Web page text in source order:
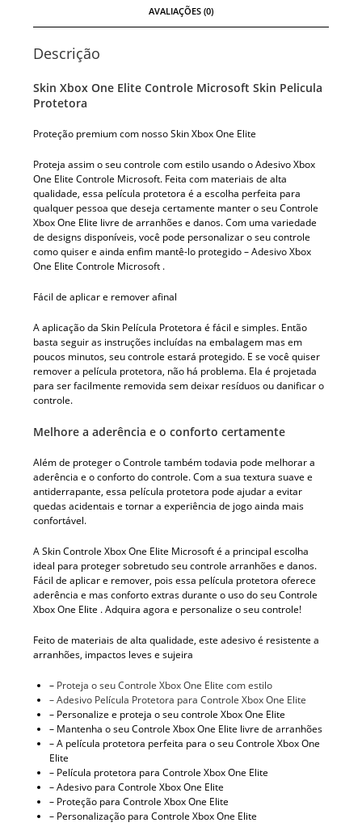
AVALIAÇÕES (0)
Descrição
Skin Xbox One Elite Controle Microsoft Skin Pelicula
Protetora
Proteção premium com nosso Skin Xbox One Elite
Proteja assim o seu controle com estilo usando o Adesivo Xbox
One Elite Controle Microsoft. Feita com materiais de alta
qualidade, essa película protetora é a escolha perfeita para
qualquer pessoa que deseja certamente manter o seu Controle
Xbox One Elite livre de arranhões e danos. Com uma variedade
de designs disponíveis, você pode personalizar o seu controle
como quiser e ainda enfim mantê-lo protegido – Adesivo Xbox
One Elite Controle Microsoft .
Fácil de aplicar e remover afinal
A aplicação da Skin Película Protetora é fácil e simples. Então
basta seguir as instruções incluídas na embalagem mas em
poucos minutos, seu controle estará protegido. E se você quiser
remover a película protetora, não há problema. Ela é projetada
para ser facilmente removida sem deixar resíduos ou danificar o
controle.
Melhore a aderência e o conforto certamente
Além de proteger o Controle também todavia pode melhorar a
aderência e o conforto do controle. Com a sua textura suave e
antiderrapante, essa película protetora pode ajudar a evitar
quedas acidentais e tornar a experiência de jogo ainda mais
confortável.
A Skin Controle Xbox One Elite Microsoft é a principal escolha
ideal para proteger sobretudo seu controle arranhões e danos.
Fácil de aplicar e remover, pois essa película protetora oferece
aderência e mas conforto extras durante o uso do seu Controle
Xbox One Elite . Adquira agora e personalize o seu controle!
Feito de materiais de alta qualidade, este adesivo é resistente a
arranhões, impactos leves e sujeira
– Proteja o seu Controle Xbox One Elite com estilo
– Adesivo Película Protetora para Controle Xbox One Elite
– Personalize e proteja o seu controle Xbox One Elite
– Mantenha o seu Controle Xbox One Elite livre de arranhões
– A película protetora perfeita para o seu Controle Xbox One
Elite
– Película protetora para Controle Xbox One Elite
– Adesivo para Controle Xbox One Elite
– Proteção para Controle Xbox One Elite
– Personalização para Controle Xbox One Elite